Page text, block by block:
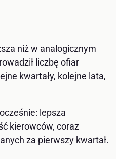
niż w analogicznym
liczbę ofiar
kwartały, kolejne lata,
lepsza
kierowców, coraz
za pierwszy kwartał.